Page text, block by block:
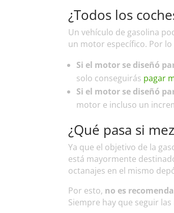
¿Todos los
Un vehículo de gasolina
un motor específico. Por
Si el motor se diseñó
solo conseguirás pagar
Si el motor se diseñó
motor e incluso un
¿Qué pasa si
Ya que el objetivo de la
está mayormente
octanajes en el mismo
Por esto, no es
Siempre hay que seguir